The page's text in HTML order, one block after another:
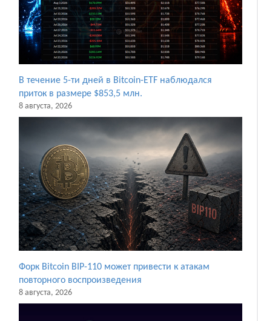
В течение 5-ти дней в Bitcoin-ETF наблюдался
приток в размере $853,5 млн.
8 августа, 2026
Форк Bitcoin BIP-110 может привести к атакам
повторного воспроизведения
8 августа, 2026